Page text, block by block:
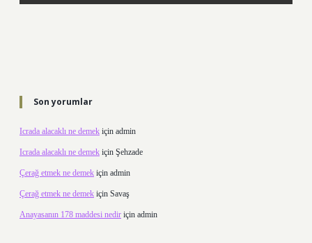
Son yorumlar
Icrada alacaklı ne demek için admin
Icrada alacaklı ne demek için Şehzade
Çerağ etmek ne demek için admin
Çerağ etmek ne demek için Savaş
Anayasanın 178 maddesi nedir için admin